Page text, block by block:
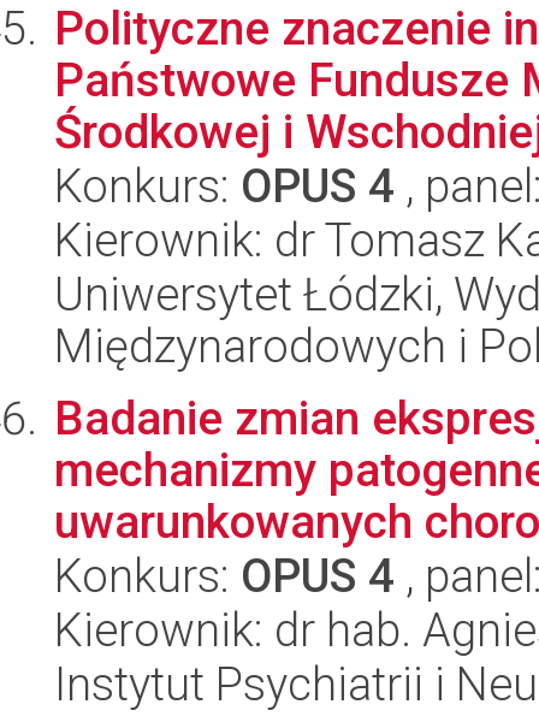
Polityczne znaczenie
Państwowe Fundusze
Środkowej i
Konkurs: OPUS 4 ,
Kierownik: dr Tomasz
Uniwersytet Łódzki,
Międzynarodowych i
Badanie zmian
mechanizmy
uwarunkowanych
Konkurs: OPUS 4 ,
Kierownik: dr hab.
Instytut Psychiatrii i